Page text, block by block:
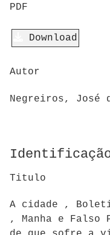
PDF
Download
Autor
Negreiros, José
Titulo
A cidade ,
, Manha e Falso